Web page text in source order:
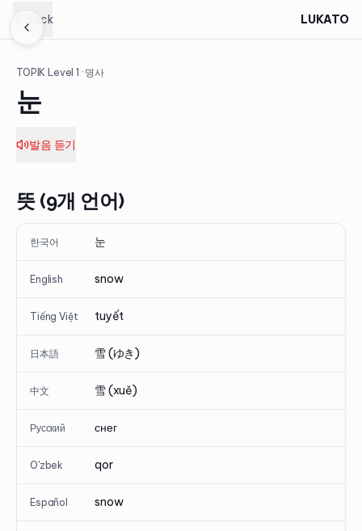
Back LUKATO
TOPIK Level1 · 명사
눈
발음 듣기
뜻 (9개 언어)
한국어 눈
English snow
Tiếng Việt tuyết
日本語 雪 (ゆき)
中文 雪 (xuě)
Русский снег
O'zbek qor
Español snow